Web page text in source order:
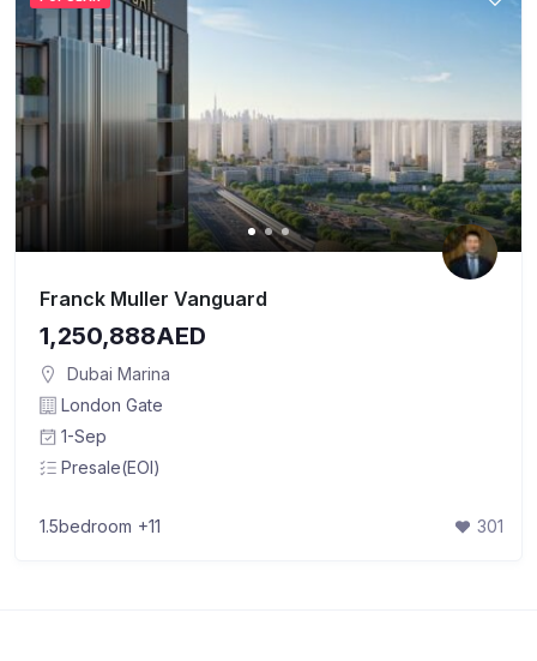
Franck Muller Vanguard
1,250,888AED
Dubai Marina
London Gate
1-Sep
Presale(EOI)
1.5bedroom +11 301